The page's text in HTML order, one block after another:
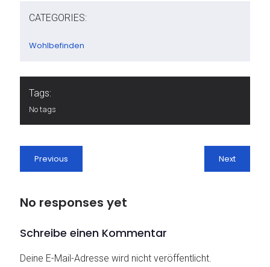
CATEGORIES:
Wohlbefinden
Tags:
No tags
Previous Next
No responses yet
Schreibe einen Kommentar
Deine E-Mail-Adresse wird nicht veröffentlicht.